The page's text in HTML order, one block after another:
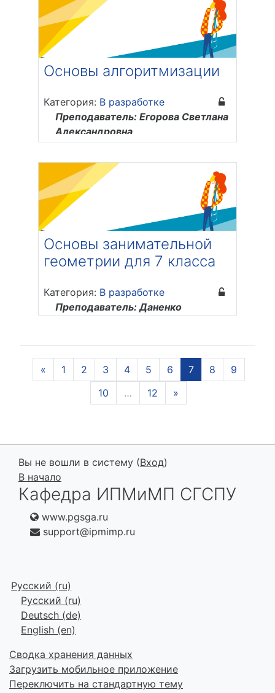
Основы алгоритмизации
Категория: В разработке
Преподаватель: Егорова Светлана
Александровна
Основы занимательной
геометрии для 7 класса
Категория: В разработке
Преподаватель: Даненко
« Предыдущая страница
1 2 3 4 5 6 7(текущая)
8
9
10
… 12 »Следующая
Вы не вошли в систему (Вход)
В начало
Кафедра ИПМиМП СГСПУ
www.pgsga.ru
support@ipmimp.ru
Русский ‎(ru)‎
Русский ‎(ru)‎
Deutsch ‎(de)‎
English ‎(en)‎
Сводка хранения данных
Загрузить мобильное приложение
Переключить на стандартную тему